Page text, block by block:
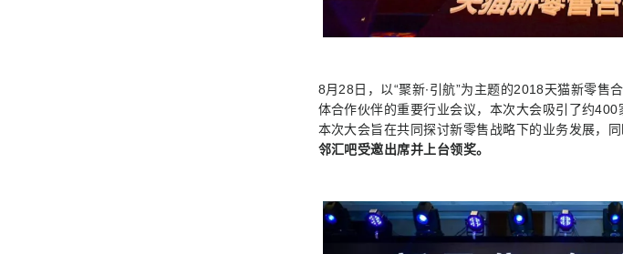
8月28日，以“聚新∙引航”为主题的2018天猫新零售
体合作伙伴的重要行业会议，本次大会吸引了约
本次大会旨在共同探讨新零售战略下的业务发展，
邻汇吧受邀出席并上台领奖。